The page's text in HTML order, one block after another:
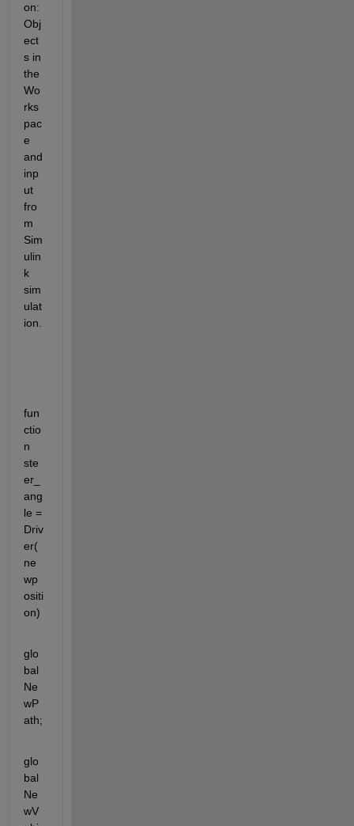
on:
Obj
ect
s in
the
Wo
rks
pac
e
and
inp
ut
fro
m
Sim
ulin
k
sim
ulat
ion.
fun
ctio
n
ste
er_
ang
le =
Driv
er(
ne
wp
ositi
on)
glo
bal
Ne
wP
ath;
glo
bal
Ne
wV